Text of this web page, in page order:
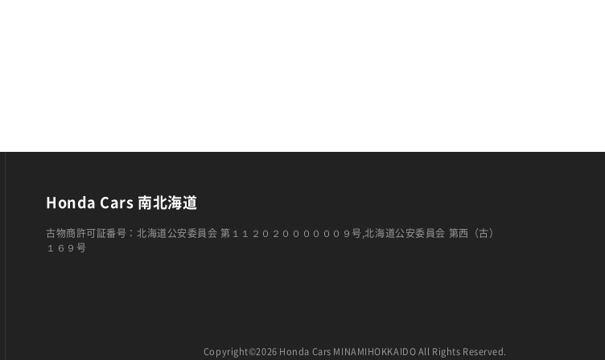
Honda Cars 南北海道
古物商許可証番号：北海道公安委員会 第１１２０２００００００９号,北海道公安委員会 第西（古）
１６９号
Copyright©2026 Honda Cars MINAMIHOKKAIDO All Rights Reserved.